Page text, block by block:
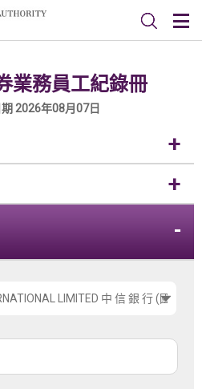
業務員工紀錄冊
2026年08月07日